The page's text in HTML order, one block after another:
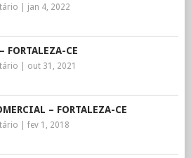
jan 4, 2022
FORTALEZA-CE
out 31, 2021
– FORTALEZA-CE
fev 1, 2018